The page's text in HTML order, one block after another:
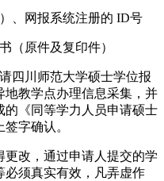
、网报系统注册的 ID号
（原件及复印件）
四川师范大学硕士学位报
教学点办理信息采集，并
《同等学力人员申请硕士
字确认。
改，通过申请人提交的学
必须真实有效，凡弄虚作